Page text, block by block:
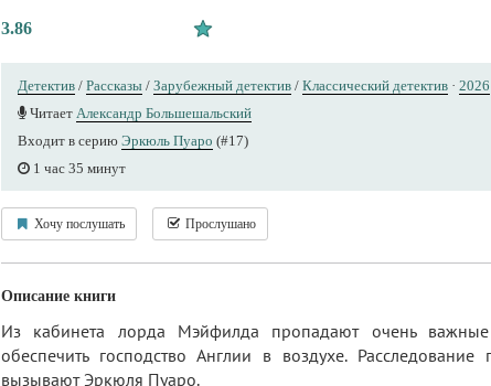
3.86
Детектив / Рассказы / Зарубежный детектив / Классический детектив · 2026
Читает Александр Большешальский
Входит в серию Эркюль Пуаро (#17)
1 час 35 минут
Хочу послушать Прослушано
Описание книги
Из кабинета лорда Мэйфилда пропадают очень
обеспечить господство Англии в воздухе.
вызывают Эркюля Пуаро.